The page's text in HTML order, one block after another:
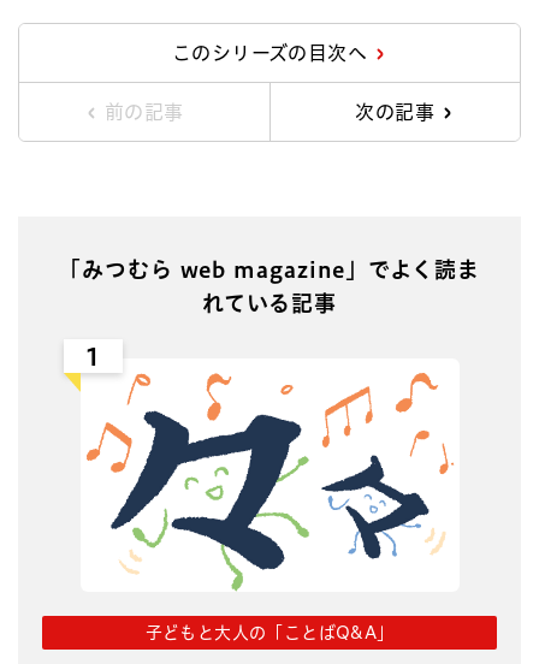
このシリーズの目次へ
前の記事 次の記事
「みつむら web magazine」でよく読ま
れている記事
1
子どもと大人の「ことばQ&A」